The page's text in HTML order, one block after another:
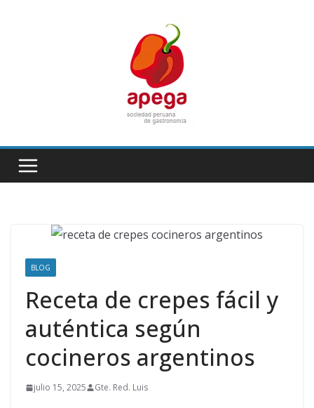
BLOG
Receta de crepes fácil y
auténtica según
cocineros argentinos
julio 15, 2025 Gte. Red. Luis